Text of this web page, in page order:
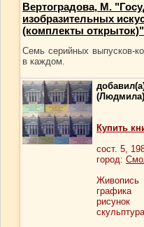
Вертоградова, М.
изобразительных
(комплекты открыток)"
Семь серийных выпусков-
в каждом.
(Людмила)
Купить
сост. 5,
город:
Живопись
графика
рисунок
скульптура